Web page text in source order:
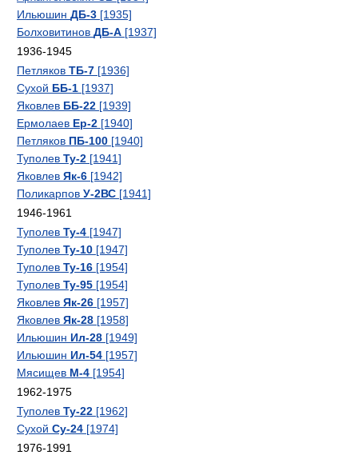
Ильюшин ДБ-3 [1935]
Болховитинов ДБ-А [1937]
1936-1945
Петляков ТБ-7 [1936]
Сухой ББ-1 [1937]
Яковлев ББ-22 [1939]
Ермолаев Ер-2 [1940]
Петляков ПБ-100 [1940]
Туполев Ту-2 [1941]
Яковлев Як-6 [1942]
Поликарпов У-2ВС [1941]
1946-1961
Туполев Ту-4 [1947]
Туполев Ту-10 [1947]
Туполев Ту-16 [1954]
Туполев Ту-95 [1954]
Яковлев Як-26 [1957]
Яковлев Як-28 [1958]
Ильюшин Ил-28 [1949]
Ильюшин Ил-54 [1957]
Мясищев М-4 [1954]
1962-1975
Туполев Ту-22 [1962]
Сухой Су-24 [1974]
1976-1991